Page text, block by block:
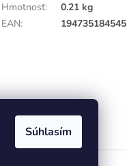
Súhlasím
Hmotnosť:
0.21 kg
EAN: 194735184545